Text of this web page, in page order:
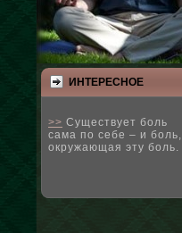
ИНТЕРЕСНΟЕ
>> Существует боль
сама по себе – и боль,
окружающая эту боль.